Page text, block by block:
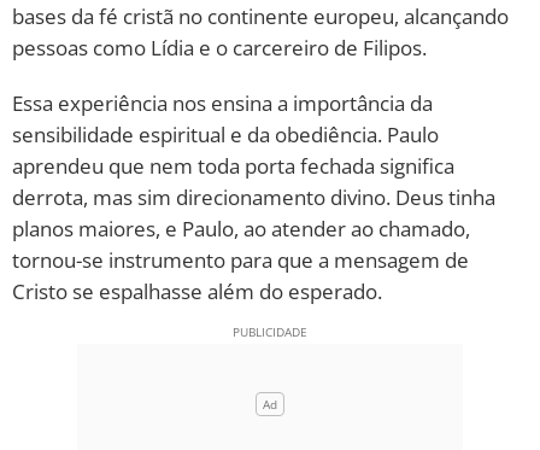
bases da fé cristã no continente europeu, alcançando
pessoas como Lídia e o carcereiro de Filipos.
Essa experiência nos ensina a importância da
sensibilidade espiritual e da obediência. Paulo
aprendeu que nem toda porta fechada significa
derrota, mas sim direcionamento divino. Deus tinha
planos maiores, e Paulo, ao atender ao chamado,
tornou-se instrumento para que a mensagem de
Cristo se espalhasse além do esperado.